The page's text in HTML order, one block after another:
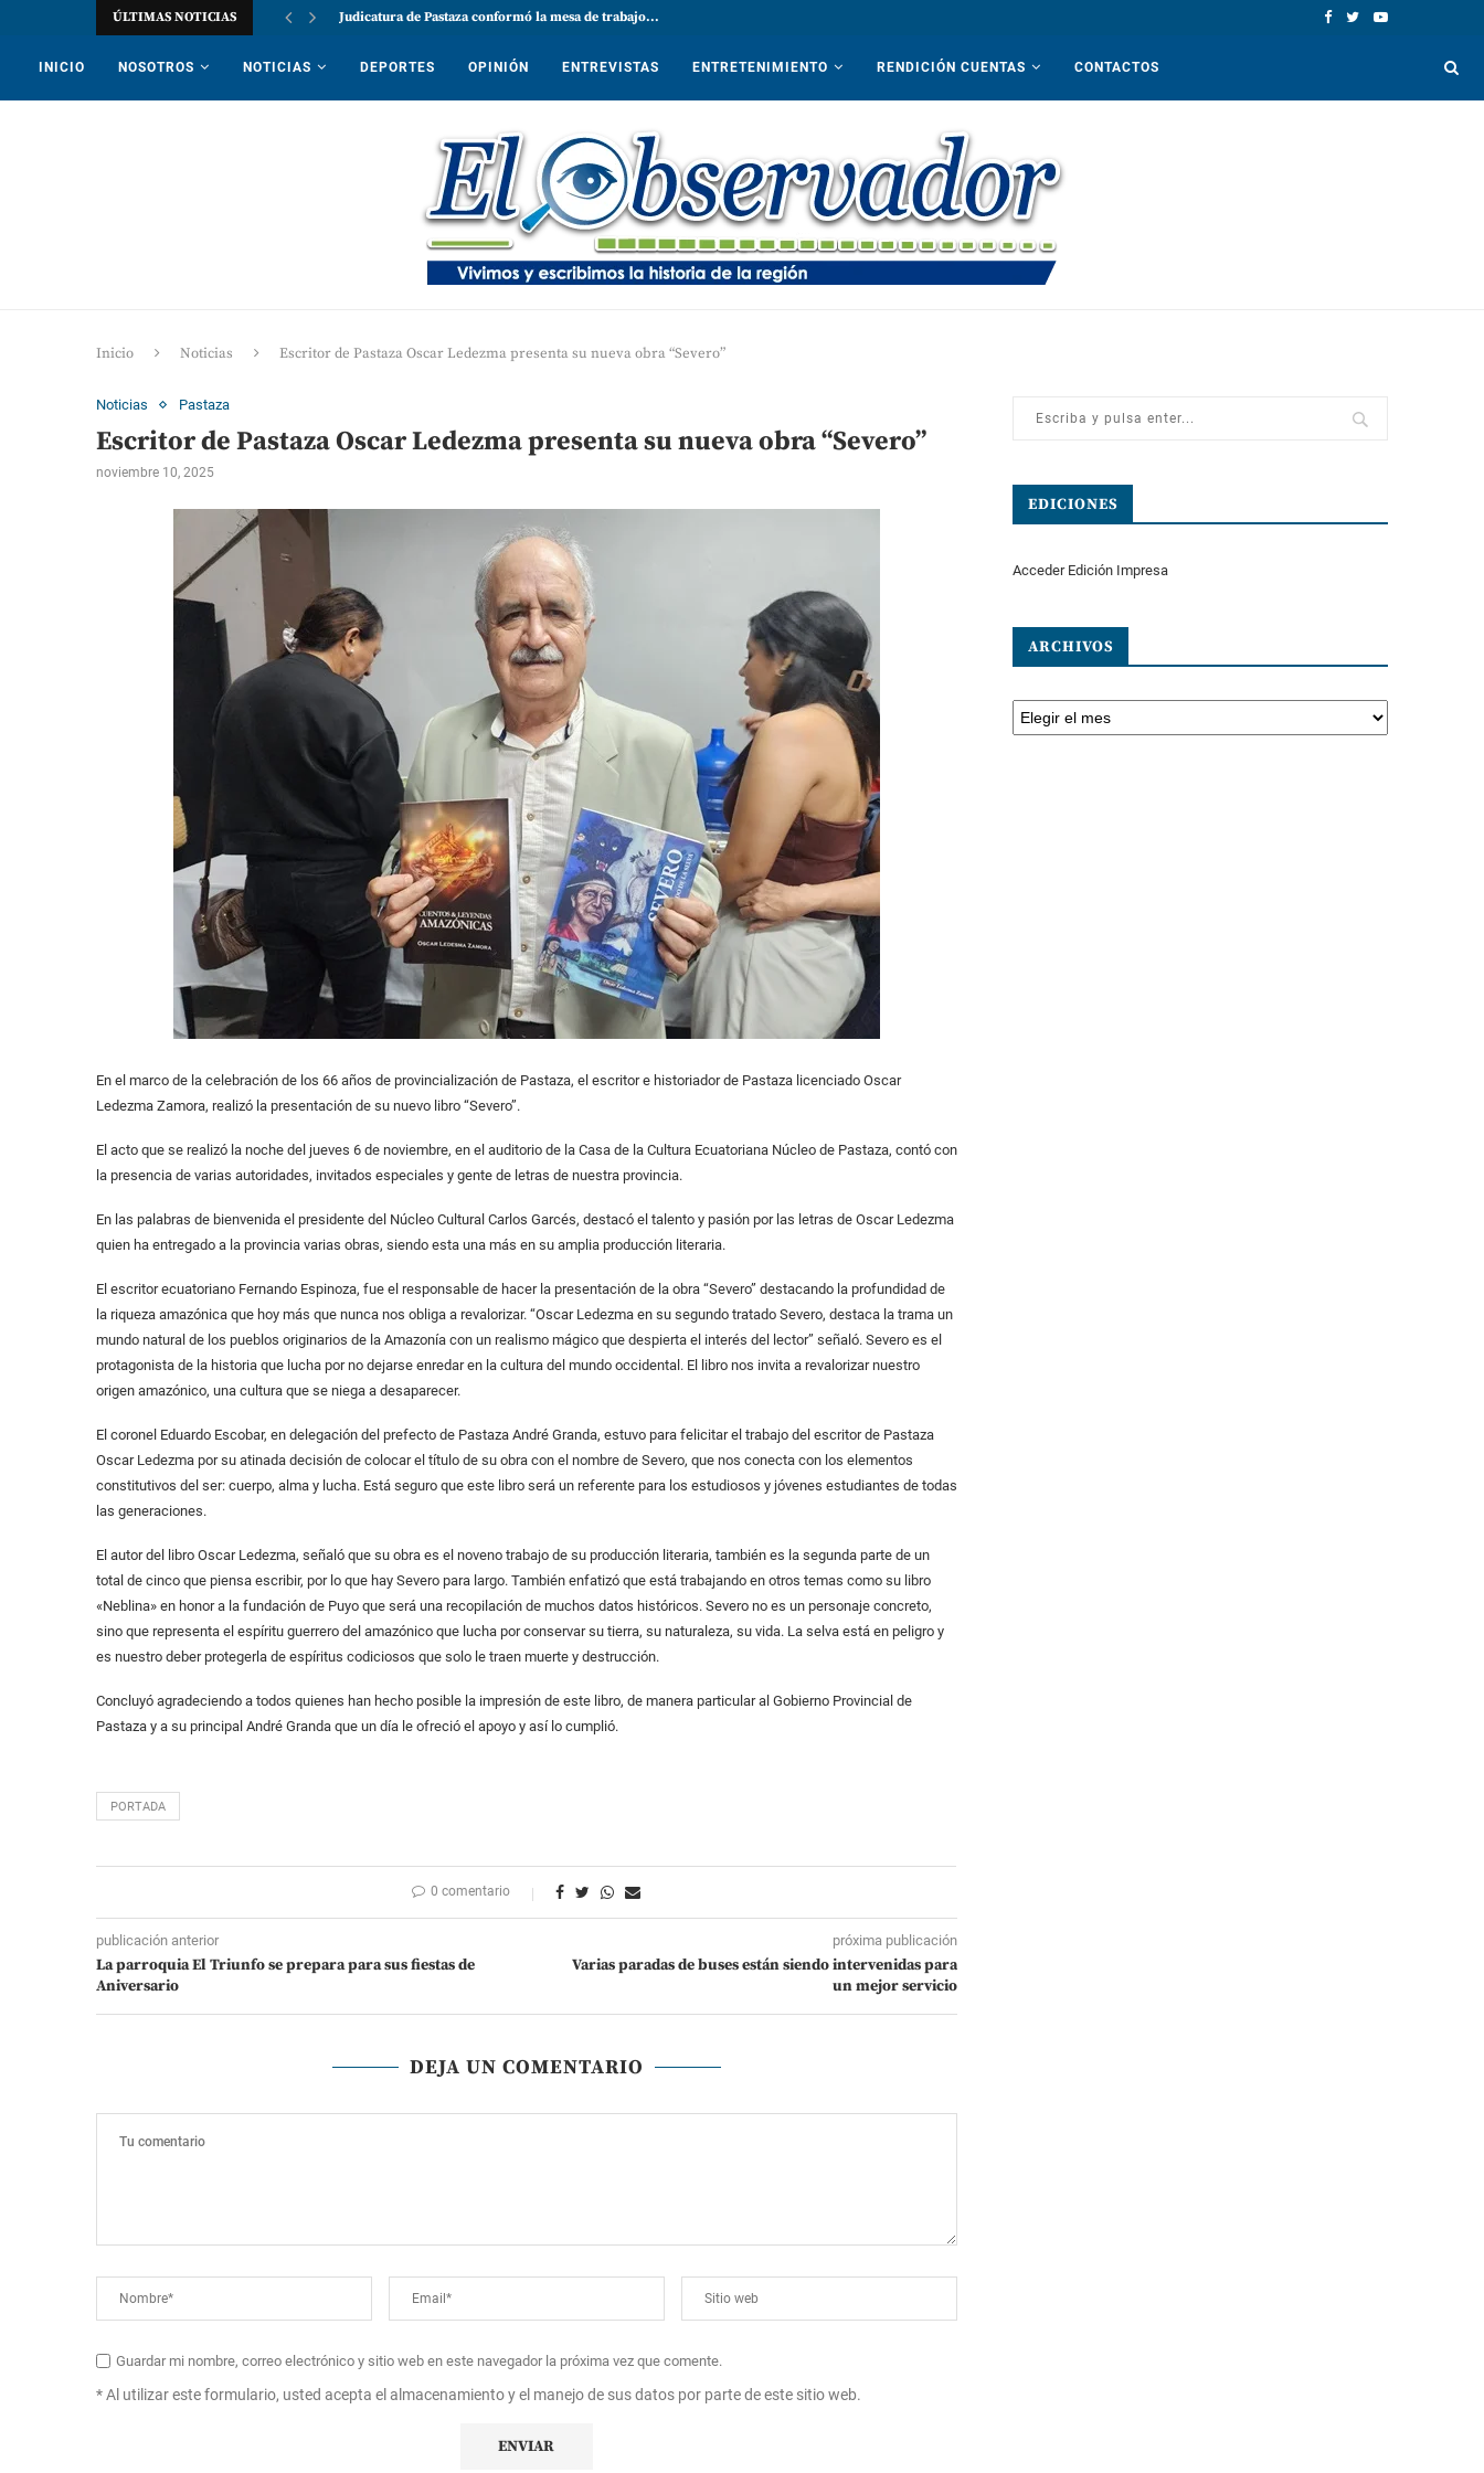
ÚLTIMAS NOTICIAS Judicatura de Pastaza conformó la mesa de trabajo...
INICIO NOSOTROS NOTICIAS DEPORTES OPINIÓN ENTREVISTAS ENTRETENIMIENTO RENDICIÓN CUENTAS CONTACTOS
Inicio Noticias Escritor de Pastaza Oscar Ledezma presenta su nueva obra “Severo”
Noticias Pastaza
Escritor de Pastaza Oscar Ledezma presenta su nueva obra “Severo”
noviembre 10, 2025
En el marco de la celebración de los 66 años de provincialización de Pastaza, el escritor e historiador de Pastaza licenciado Oscar
Ledezma Zamora, realizó la presentación de su nuevo libro “Severo”.
El acto que se realizó la noche del jueves 6 de noviembre, en el auditorio de la Casa de la Cultura Ecuatoriana Núcleo de Pastaza, contó con
la presencia de varias autoridades, invitados especiales y gente de letras de nuestra provincia.
En las palabras de bienvenida el presidente del Núcleo Cultural Carlos Garcés, destacó el talento y pasión por las letras de Oscar Ledezma
quien ha entregado a la provincia varias obras, siendo esta una más en su amplia producción literaria.
El escritor ecuatoriano Fernando Espinoza, fue el responsable de hacer la presentación de la obra “Severo” destacando la profundidad de
la riqueza amazónica que hoy más que nunca nos obliga a revalorizar. “Oscar Ledezma en su segundo tratado Severo, destaca la trama un
mundo natural de los pueblos originarios de la Amazonía con un realismo mágico que despierta el interés del lector” señaló. Severo es el
protagonista de la historia que lucha por no dejarse enredar en la cultura del mundo occidental. El libro nos invita a revalorizar nuestro
origen amazónico, una cultura que se niega a desaparecer.
El coronel Eduardo Escobar, en delegación del prefecto de Pastaza André Granda, estuvo para felicitar el trabajo del escritor de Pastaza
Oscar Ledezma por su atinada decisión de colocar el título de su obra con el nombre de Severo, que nos conecta con los elementos
constitutivos del ser: cuerpo, alma y lucha. Está seguro que este libro será un referente para los estudiosos y jóvenes estudiantes de todas
las generaciones.
El autor del libro Oscar Ledezma, señaló que su obra es el noveno trabajo de su producción literaria, también es la segunda parte de un
total de cinco que piensa escribir, por lo que hay Severo para largo. También enfatizó que está trabajando en otros temas como su libro
«Neblina» en honor a la fundación de Puyo que será una recopilación de muchos datos históricos. Severo no es un personaje concreto,
sino que representa el espíritu guerrero del amazónico que lucha por conservar su tierra, su naturaleza, su vida. La selva está en peligro y
es nuestro deber protegerla de espíritus codiciosos que solo le traen muerte y destrucción.
Concluyó agradeciendo a todos quienes han hecho posible la impresión de este libro, de manera particular al Gobierno Provincial de
Pastaza y a su principal André Granda que un día le ofreció el apoyo y así lo cumplió.
PORTADA
0 comentario
publicación anterior
La parroquia El Triunfo se prepara para sus fiestas de
Aniversario
próxima publicación
Varias paradas de buses están siendo intervenidas para
un mejor servicio
DEJA UN COMENTARIO
Guardar mi nombre, correo electrónico y sitio web en este navegador la próxima vez que comente.
* Al utilizar este formulario, usted acepta el almacenamiento y el manejo de sus datos por parte de este sitio web.
EDICIONES
Acceder Edición Impresa
ARCHIVOS